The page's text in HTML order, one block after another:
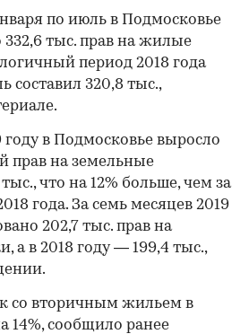
по июль в Подмосковье
332,6 тыс. прав на жилые
период 2018 года
составил 320,8 тыс.,
году в Подмосковье выросло
прав на земельные
что на 12% больше, чем за
года. За семь месяцев 2019
202,7 тыс. прав на
а в 2018 году — 199,4 тыс.,
со вторичным жильем в
14%, сообщило ранее